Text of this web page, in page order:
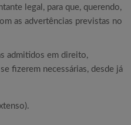
legal, para que, querendo,
as advertências previstas no
admitidos em direito,
fizerem necessárias, desde já